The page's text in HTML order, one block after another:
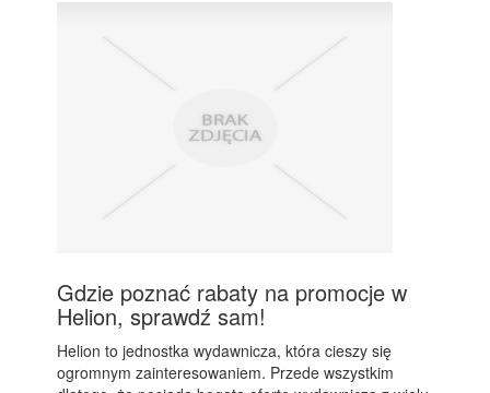
Gdzie poznać rabaty na promocje w
Helion, sprawdź sam!
Helion to jednostka wydawnicza, która cieszy się
ogromnym zainteresowaniem. Przede wszystkim